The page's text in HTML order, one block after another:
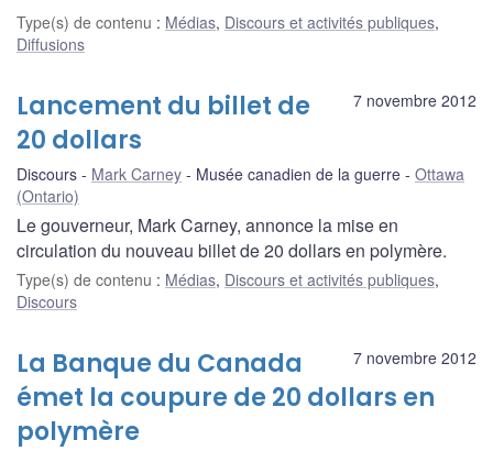
Type(s) de contenu : Médias, Discours et activités publiques,
Diffusions
7 novembre 2012
Lancement du billet de
20 dollars
Discours Mark Carney Musée canadien de la guerre
Ottawa
(Ontario)
Le gouverneur, Mark Carney, annonce la mise en
circulation du nouveau billet de 20 dollars en polymère.
Type(s) de contenu : Médias, Discours et activités publiques,
Discours
7 novembre 2012
La Banque du Canada
émet la coupure de 20 dollars en
polymère